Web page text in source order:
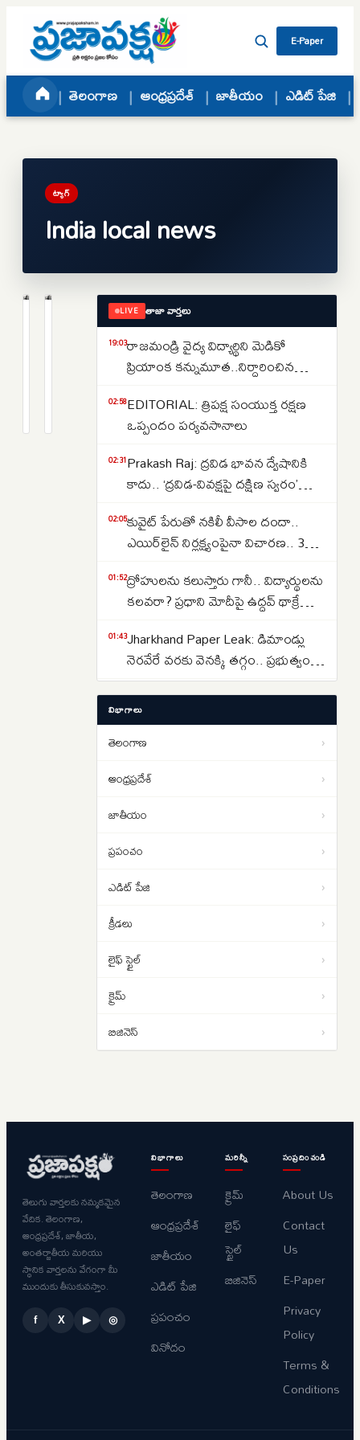
Skip to content
E-Paper
తెలంగాణ ఆంధ్రప్రదేశ్ జాతీయం ఎడిట్ పేజి
ట్యాగ్
India local news
నిజామాబాద్‌లో
నదిలో
LIVE తాజా వార్తలు
19:03రాజమండ్రి వైద్య విద్యార్థిని మెడికో
ప్రియాంక కన్నుమూత..నిర్దారించిన
02:58EDITORIAL: త్రిపక్ష సంయుక్త రక్షణ
ఒప్పందం పర్యవసానాలు
02:31Prakash Raj: ద్రవిడ భావన ద్వేషానికి
కాదు.. ‘ద్రవిడ-వివక్షపై దక్షిణ స్వరం’
02:05కువైట్ పేరుతో నకిలీ వీసాల దందా..
ఎయిర్‌లైన్ నిర్లక్ష్యంపైనా విచారణ.. 39
01:52ద్రోహులను కలుస్తారు గానీ.. విద్యార్థులను
కలవరా? ప్రధాని మోదీపై ఉద్ధవ్ థాక్రే
01:43Jharkhand Paper Leak: డిమాండ్లు
నెరవేరే వరకు వెనక్కి తగ్గం.. ప్రభుత్వంతో
చర్చలు విఫలం
01:30Women Reservation: షరతులు
లేకుండా మహిళా కోటా అమలు
చేయాలి.. రాహుల్ గాంధీ డిమాండ్
Strait of Hormuz: హోర్ముజ్ జలసంధిని
తెరవాలంటే ఇరాన్‌తో ట్రంప్ రాజీ
విభాగాలు
తెలంగాణ ›
ఆంధ్రప్రదేశ్ ›
జాతీయం ›
ప్రపంచం ›
ఎడిట్ పేజి ›
క్రీడలు ›
లైఫ్ స్టైల్ ›
క్రైమ్ ›
బిజినెస్ ›
తెలుగు వార్తలకు నమ్మకమైన
వేదిక. తెలంగాణ,
ఆంధ్రప్రదేశ్, జాతీయ,
అంతర్జాతీయ మరియు
స్థానిక వార్తలను వేగంగా మీ
ముందుకు తీసుకువస్తాం.
f X ▶ ◎
విభాగాలు
తెలంగాణ
ఆంధ్రప్రదేశ్
జాతీయం
ఎడిట్ పేజి
ప్రపంచం
వినోదం
మరిన్నీ
క్రైమ్
లైఫ్
స్టైల్
బిజినెస్
సంప్రదించండి
About Us
Contact
Us
E-Paper
Privacy
Policy
Terms &
Conditions